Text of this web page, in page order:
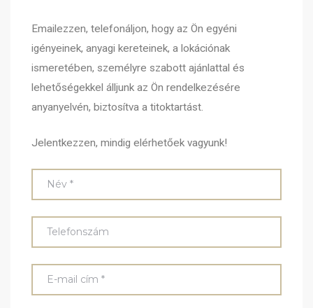
Emailezzen, telefonáljon, hogy az Ön egyéni
igényeinek, anyagi kereteinek, a lokációnak
ismeretében, személyre szabott ajánlattal és
lehetőségekkel álljunk az Ön rendelkezésére
anyanyelvén, biztosítva a titoktartást.
Jelentkezzen, mindig elérhetőek vagyunk!